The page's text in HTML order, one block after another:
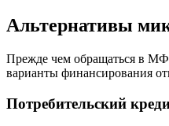
Альтернативы
Прежде чем обращаться в
варианты финансирования
Потребительский